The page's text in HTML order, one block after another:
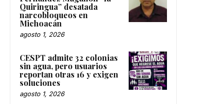
Quiringua” desatada
narcobloqueos en
Michoacán
agosto 1, 2026
CESPT admite 32 colonias
sin agua, pero usuarios
reportan otras 16 y exigen
soluciones
agosto 1, 2026